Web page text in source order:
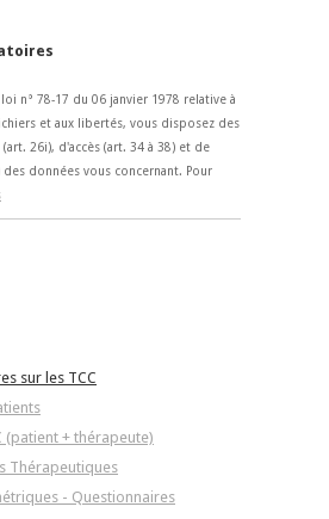
n° 78-17 du 06 janvier 1978 relative à
et aux libertés, vous disposez des
26i), d'accès (art. 34 à 38) et de
données vous concernant. Pour
sur les TCC
(patient + thérapeute)
Thérapeutiques
- Questionnaires